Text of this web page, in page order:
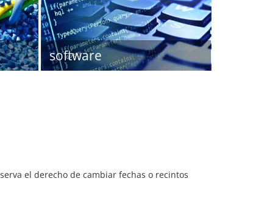
software
el derecho de cambiar fechas o recintos